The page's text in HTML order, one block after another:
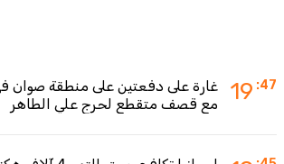
19 :47
غارة على دفعتين على منطقة صوان
مع قصف متقطع لحرج علي الطاهر